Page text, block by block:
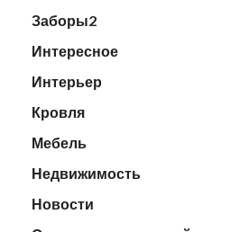
Заборы2
Интересное
Интерьер
Кровля
Мебель
Недвижимость
Новости